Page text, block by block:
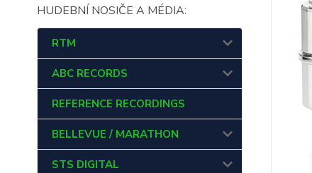
HUDEBNÍ NOSIČE A MÉDIA:
RTM
ABC RECORDS
REFERENCE RECORDINGS
BELLEVUE / MARATHON
STS DIGITAL